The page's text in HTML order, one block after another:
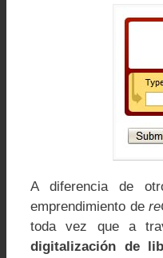
A diferencia de
emprendimiento de
toda vez que a
digitalización de